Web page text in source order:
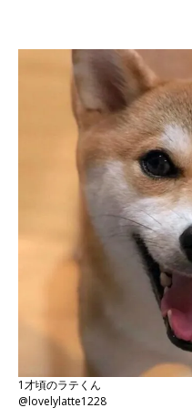
1才頃のラテくん
@lovelylatte1228